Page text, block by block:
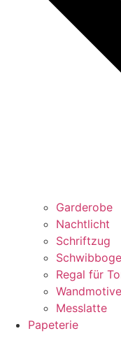
Garderobe
Nachtlicht
Schriftzug
Regal für
Wandmotive
Messlatte
Papeterie